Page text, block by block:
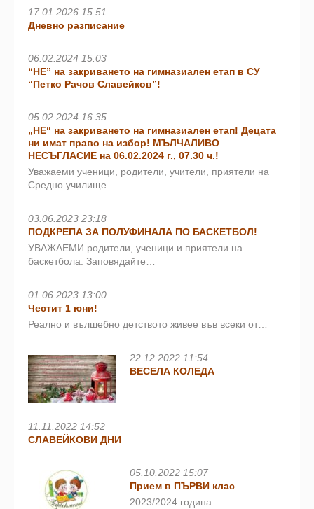
17.01.2026 15:51
Дневно разписание
06.02.2024 15:03
“НЕ” на закриването на гимназиален етап в СУ
“Петко Рачов Славейков”!
05.02.2024 16:35
„НЕ“ на закриването на гимназиален етап! Децата
ни имат право на избор! МЪЛЧАЛИВО
НЕСЪГЛАСИЕ на 06.02.2024 г., 07.30 ч.!
Уважаеми ученици, родители, учители, приятели на
Средно училище…
03.06.2023 23:18
ПОДКРЕПА ЗА ПОЛУФИНАЛА ПО БАСКЕТБОЛ!
УВАЖАЕМИ родители, ученици и приятели на
баскетбола. Заповядайте…
01.06.2023 13:00
Честит 1 юни!
Реално и вълшебно детството живее във всеки от…
22.12.2022 11:54
ВЕСЕЛА КОЛЕДА
11.11.2022 14:52
СЛАВЕЙКОВИ ДНИ
05.10.2022 15:07
Прием в ПЪРВИ клас
2023/2024 година